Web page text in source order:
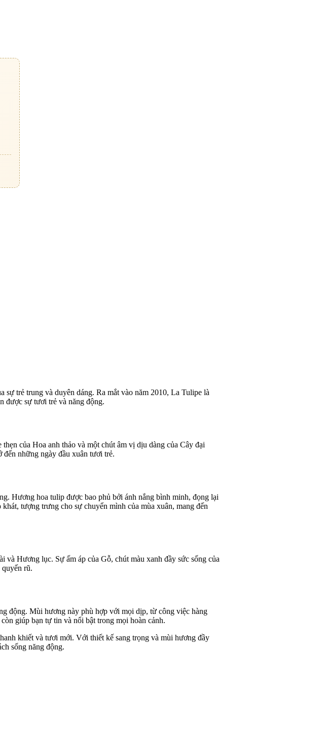
trẻ trung và duyên dáng. Ra mắt vào năm 2010, La Tulipe là
được sự tươi trẻ và năng động.
của Hoa anh thảo và một chút âm vị dịu dàng của Cây đại
đến những ngày đầu xuân tươi trẻ.
Hương hoa tulip được bao phủ bởi ánh nắng bình minh, đọng lại
tượng trưng cho sự chuyển mình của mùa xuân, mang đến
Hương lục. Sự ấm áp của Gỗ, chút màu xanh đầy sức sống của
rũ.
động. Mùi hương này phù hợp với mọi dịp, từ công việc hàng
giúp bạn tự tin và nổi bật trong mọi hoàn cảnh.
khiết và tươi mới. Với thiết kế sang trọng và mùi hương đầy
sống năng động.